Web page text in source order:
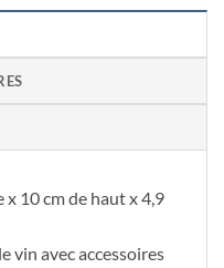
x 10 cm de haut x 4,9
vin avec accessoires